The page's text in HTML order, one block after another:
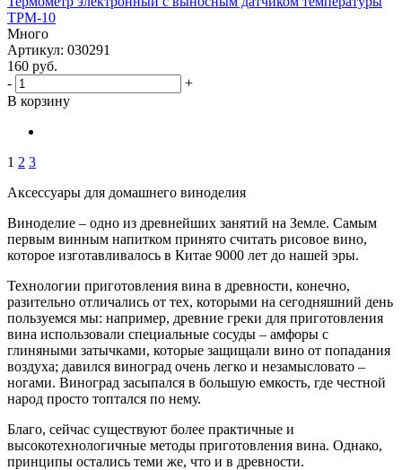
ТРМ-10
Много
Артикул: 030291
160 руб.
-
+
В корзину
1 2 3
Аксессуары для домашнего виноделия
Виноделие – одно из древнейших занятий на Земле. Самым
первым винным напитком принято считать рисовое вино,
которое изготавливалось в Китае 9000 лет до нашей эры.
Технологии приготовления вина в древности, конечно,
разительно отличались от тех, которыми на сегодняшний день
пользуемся мы: например, древние греки для приготовления
вина использовали специальные сосуды – амфоры с
глиняными затычками, которые защищали вино от попадания
воздуха; давился виноград очень легко и незамысловато –
ногами. Виноград засыпался в большую емкость, где честной
народ просто топтался по нему.
Благо, сейчас существуют более практичные и
высокотехнологичные методы приготовления вина. Однако,
принципы остались теми же, что и в древности.